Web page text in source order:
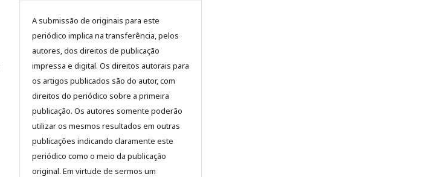
A submissão de originais para este
periódico implica na transferência, pelos
autores, dos direitos de publicação
impressa e digital. Os direitos autorais para
os artigos publicados são do autor, com
direitos do periódico sobre a primeira
publicação. Os autores somente poderão
utilizar os mesmos resultados em outras
publicações indicando claramente este
periódico como o meio da publicação
original. Em virtude de sermos um